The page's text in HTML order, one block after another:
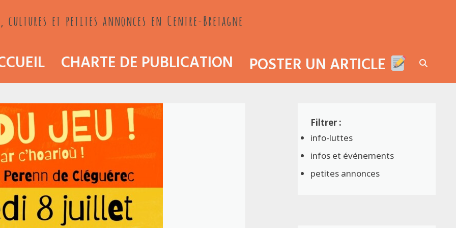
et petites annonces en Centre-Bretagne
CHARTE DE PUBLICATION POSTER UN ARTICLE
info-luttes
infos et événements
petites annonces